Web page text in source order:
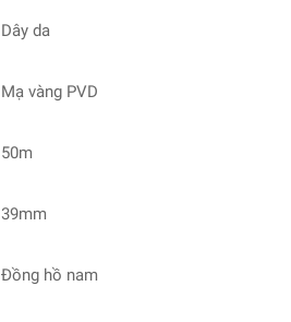
Dây da
Mạ vàng PVD
50m
39mm
Đồng hồ nam